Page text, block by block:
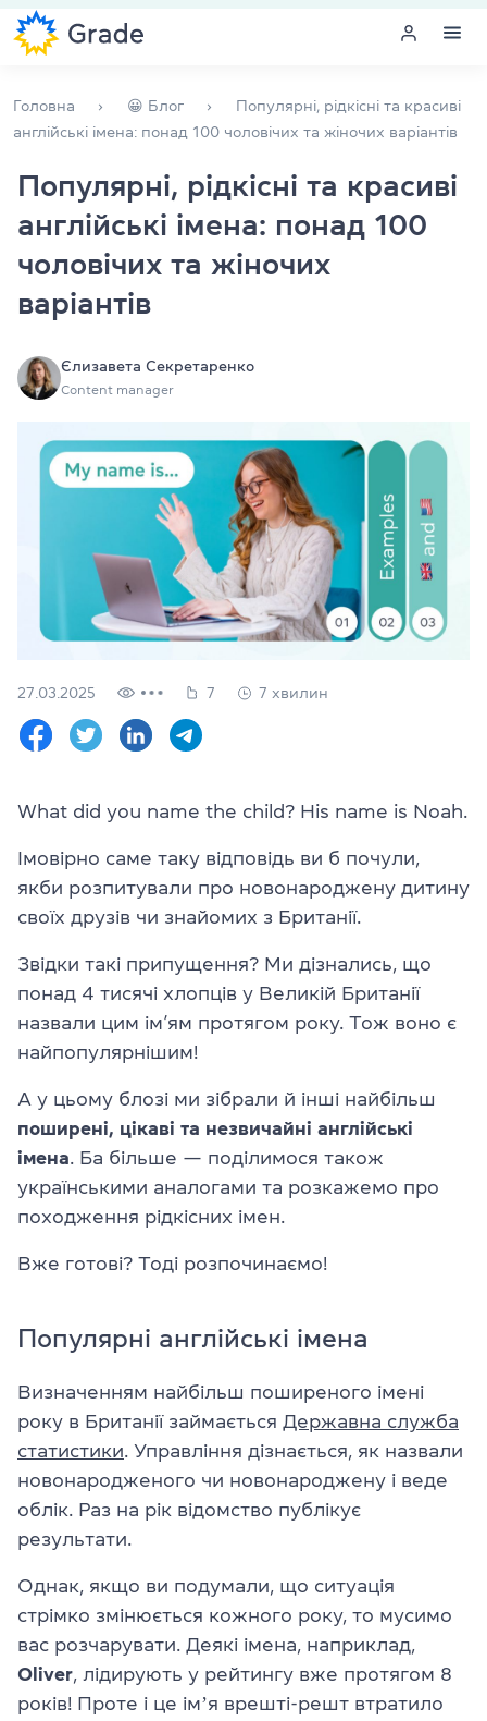
Навчання для викладачів
Англійська для компаній
Підготовка до іспитів
Екзаменаційний центр
Більше про нас
рівень
Залишити заявку
(044) 580 11 00
(050) 580 11 00
м. Київ, метро Золоті Ворота, вул. Ярославів Вал, 13/2-б,
Дивитись на Google Maps
Головна 😀 Блог
Популярні, рідкісні та красиві
англійські імена: понад 100 чоловічих та жіночих варіантів
Популярні, рідкісні та красиві
англійські імена: понад 100
чоловічих та жіночих
варіантів
Єлизавета Секретаренко
Content manager
27.03.2025 7 7 хвилин
What did you name the child? His name is Noah.
Імовірно саме таку відповідь ви б почули,
якби розпитували про новонароджену дитину
своїх друзів чи знайомих з Британії.
Звідки такі припущення? Ми дізнались, що
понад 4 тисячі хлопців у Великій Британії
назвали цим ім’ям протягом року. Тож воно є
найпопулярнішим!
А у цьому блозі ми зібрали й інші найбільш
поширені, цікаві та незвичайні англійські
імена . Ба більше — поділимося також
українськими аналогами та розкажемо про
походження рідкісних імен.
Вже готові? Тоді розпочинаємо!
Популярні англійські імена
Визначенням найбільш поширеного імені
року в Британії займається Державна служба
статистики . Управління дізнається, як назвали
новонародженого чи новонароджену і веде
облік. Раз на рік відомство публікує
результати.
Однак, якщо ви подумали, що ситуація
стрімко змінюється кожного року, то мусимо
вас розчарувати. Деякі імена, наприклад,
Oliver , лідирують у рейтингу вже протягом 8
років! Проте і це імʼя врешті-решт втратило